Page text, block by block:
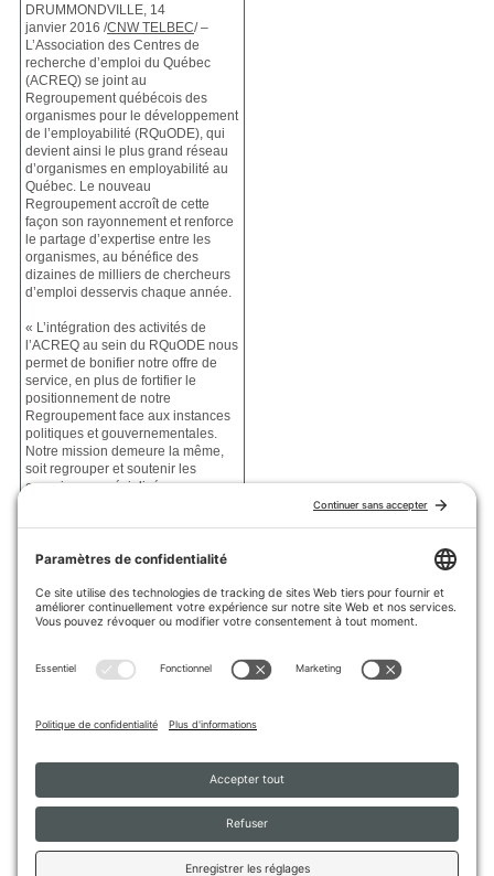
DRUMMONDVILLE, 14
janvier 2016 /CNW TELBEC/ –
L’Association des Centres de
recherche d’emploi du Québec
(ACREQ) se joint au
Regroupement québécois des
organismes pour le développement
de l’employabilité (RQuODE), qui
devient ainsi le plus grand réseau
d’organismes en employabilité au
Québec. Le nouveau
Regroupement accroît de cette
façon son rayonnement et renforce
le partage d’expertise entre les
organismes, au bénéfice des
dizaines de milliers de chercheurs
d’emploi desservis chaque année.
« L’intégration des activités de
l’ACREQ au sein du RQuODE nous
permet de bonifier notre offre de
service, en plus de fortifier le
positionnement de notre
Regroupement face aux instances
politiques et gouvernementales.
Notre mission demeure la même,
soit regrouper et soutenir les
organismes spécialisés en
travail », mentionne le président du
« Les membres de l’ACREQ
accueillent favorablement cette
solidifier le secteur de
l’employabilité au Québec »,
l’ACREQ, Mme Nancy Dumont.
recherche d’emploi du Québec a
été dissoute et ses membres ont
intégré officiellement le RQuODE